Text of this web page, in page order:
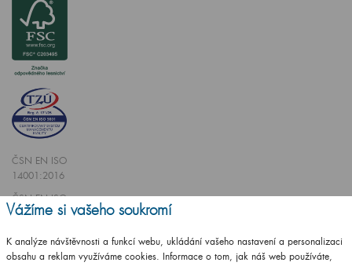
ČSN EN ISO
14001:2016
ČSN EN ISO
9001:2016
Vážíme si vašeho soukromí
K analýze návštěvnosti a funkcí webu, ukládání vašeho nastavení a personalizaci
obsahu a reklam využíváme cookies. Informace o tom, jak náš web používáte,